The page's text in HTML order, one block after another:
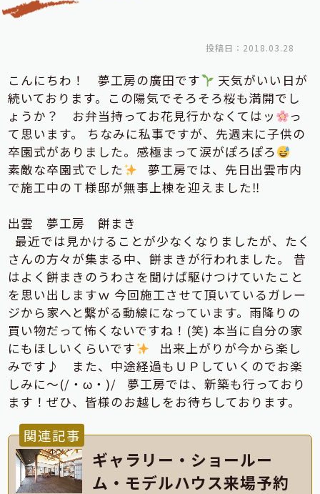
投稿日：2018.03.28
こんにちわ！ 夢工房の廣田です
天気がいい日が
続いております。この陽気でそろそろ桜も満開でし
ょうか？ お弁当持ってお花見行かなくてはッ
っ
て思います。 ちなみに私事ですが、先週末に子供の
卒園式がありました。感極まって涙がぽろぽろ
素敵な卒園式でした
夢工房では、先日出雲市内
で施工中のＴ様邸が無事上棟を迎えました‼
出雲 夢工房 餅まき
最近では見かけることが少なくなりましたが、たく
さんの方々が集まる中、餅まきが行われました。 昔
はよく餅まきのうわさを聞けば駆けつけていたこと
を思い出しますｗ 今回施工させて頂いているガレー
ジから家へと繋がる動線になっています。雨降りの
買い物だって怖くないですね！(笑) 本当に自分の家
にもほしいくらいです
出来上がりが今から楽し
みです♪ また、中途経過もＵＰしていくのでお楽
しみに～(/・ω・)/ 夢工房では、新築も行っており
ます！ぜひ、皆様のお越しをお待ちしております。
関連記事
ギャラリー・ショールー
ム・モデルハウス来場予約